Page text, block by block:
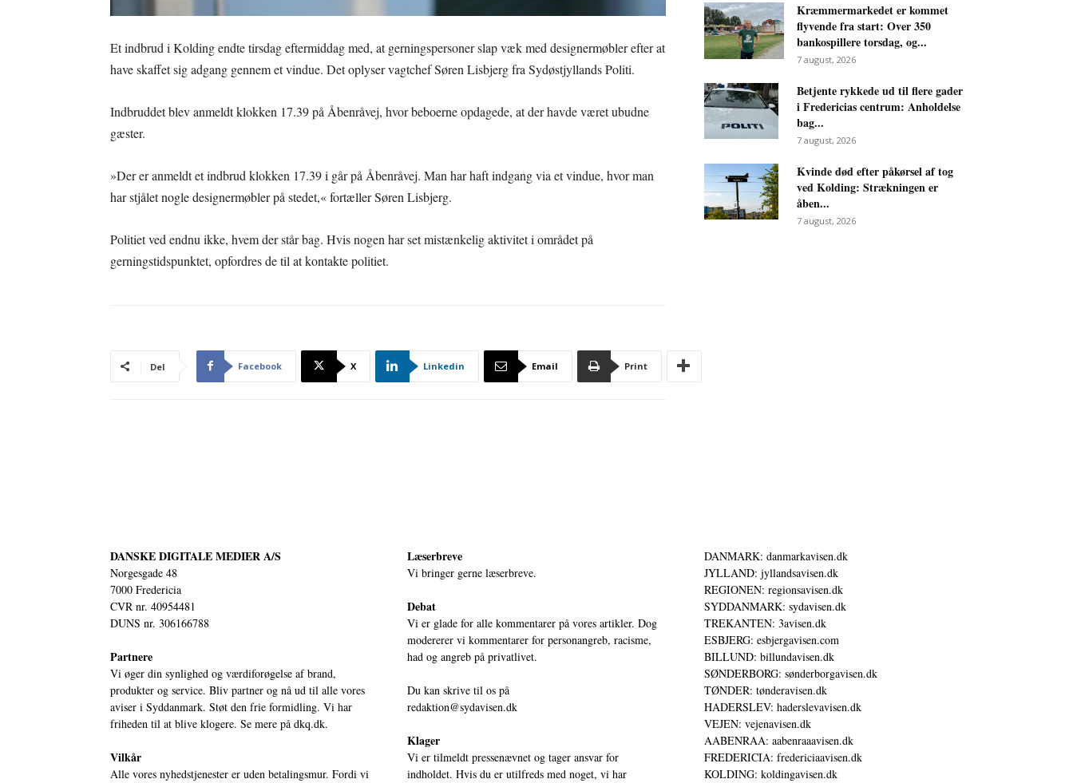
Et indbrud i Kolding endte tirsdag eftermiddag med, at gerningspersoner slap væk med designermøbler efter at
have skaffet sig adgang gennem et vindue. Det oplyser vagtchef Søren Lisbjerg fra Sydøstjyllands Politi.
Indbruddet blev anmeldt klokken 17.39 på Åbenråvej, hvor beboerne opdagede, at der havde været ubudne
gæster.
»Der er anmeldt et indbrud klokken 17.39 i går på Åbenråvej. Man har haft indgang via et vindue, hvor man
har stjålet nogle designermøbler på stedet,« fortæller Søren Lisbjerg.
Politiet ved endnu ikke, hvem der står bag. Hvis nogen har set mistænkelig aktivitet i området på
gerningstidspunktet, opfordres de til at kontakte politiet.
Del Facebook X Linkedin Email Print
Kræmmermarkedet er kommet
flyvende fra start: Over 350
bankospillere torsdag, og...
7 august, 2026
Betjente rykkede ud til flere gader
i Fredericias centrum: Anholdelse
bag...
7 august, 2026
Kvinde død efter påkørsel af tog
ved Kolding: Strækningen er
åben...
7 august, 2026
DANSKE DIGITALE MEDIER A/S
Norgesgade 48
7000 Fredericia
CVR nr. 40954481
DUNS nr. 306166788
Partnere
Vi øger din synlighed og værdiforøgelse af brand,
produkter og service. Bliv partner og nå ud til alle vores
aviser i Syddanmark. Støt den frie formidling. Vi har
friheden til at blive klogere. Se mere på dkq.dk.
Vilkår
Alle vores nyhedstjenester er uden betalingsmur. Fordi vi
Læserbreve
Vi bringer gerne læserbreve.
Debat
Vi er glade for alle kommentarer på vores artikler. Dog
modererer vi kommentarer for personangreb, racisme,
had og angreb på privatlivet.
Du kan skrive til os på
redaktion@sydavisen.dk
Klager
Vi er tilmeldt pressenævnet og tager ansvar for
indholdet. Hvis du er utilfreds med noget, vi har
DANMARK: danmarkavisen.dk
JYLLAND: jyllandsavisen.dk
REGIONEN: regionsavisen.dk
SYDDANMARK: sydavisen.dk
TREKANTEN: 3avisen.dk
ESBJERG: esbjergavisen.com
BILLUND: billundavisen.dk
SØNDERBORG: sønderborgavisen.dk
TØNDER: tønderavisen.dk
HADERSLEV: haderslevavisen.dk
VEJEN: vejenavisen.dk
AABENRAA: aabenraaavisen.dk
FREDERICIA: fredericiaavisen.dk
KOLDING: koldingavisen.dk